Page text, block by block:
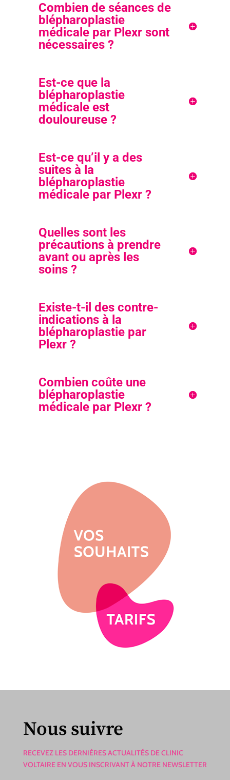
Combien de séances de
blépharoplastie
médicale par Plexr sont
nécessaires ?
Est-ce que la
blépharoplastie
médicale est
douloureuse ?
Est-ce qu’il y a des
suites à la
blépharoplastie
médicale par Plexr ?
Quelles sont les
précautions à prendre
avant ou après les
soins ?
Existe-t-il des contre-
indications à la
blépharoplastie par
Plexr ?
Combien coûte une
blépharoplastie
médicale par Plexr ?
Nous suivre
RECEVEZ LES DERNIÈRES ACTUALITÉS DE CLINIC
VOLTAIRE EN VOUS INSCRIVANT À NOTRE NEWSLETTER